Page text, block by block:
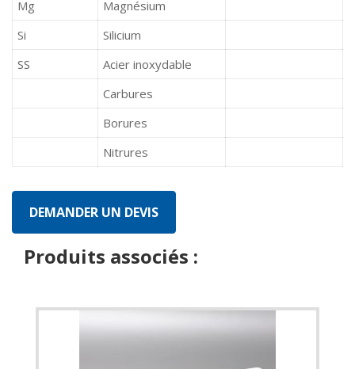
Mg
Magnésium
Si
Silicium
SS
Acier inoxydable
Carbures
Borures
Nitrures
Produits associés :